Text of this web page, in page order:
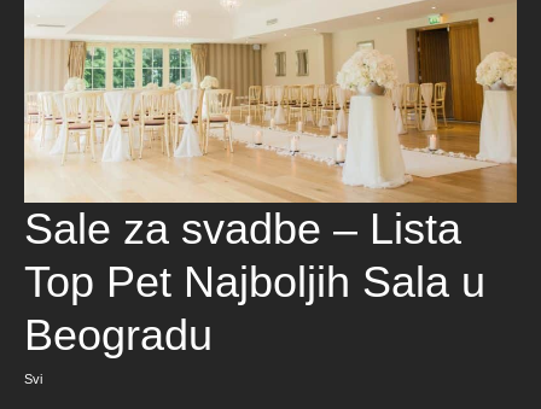
Sale za svadbe – Lista
Top Pet Najboljih Sala u
Beogradu
Svi
Sale
za
svadbe
–
Top
Pet
Najboljih
u
Beogradu